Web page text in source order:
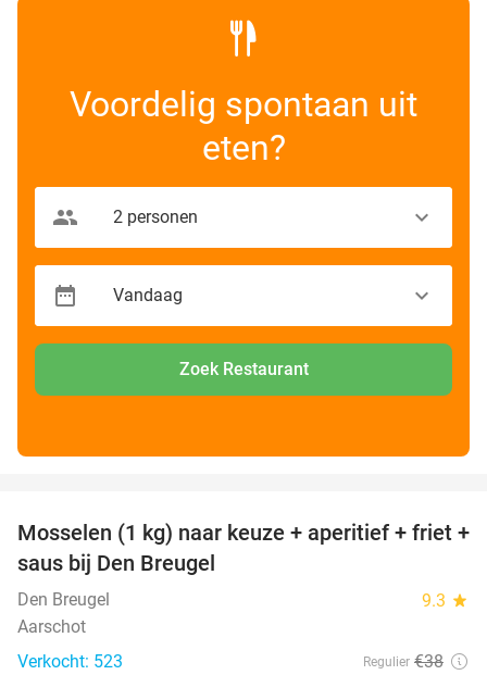
Voordelig spontaan uit
eten?
Zoek Restaurant
34%
Mosselen (1 kg) naar keuze + aperitief + friet +
saus bij Den Breugel
Den Breugel 9.3 star
Aarschot
Verkocht: 523
Regulier €38